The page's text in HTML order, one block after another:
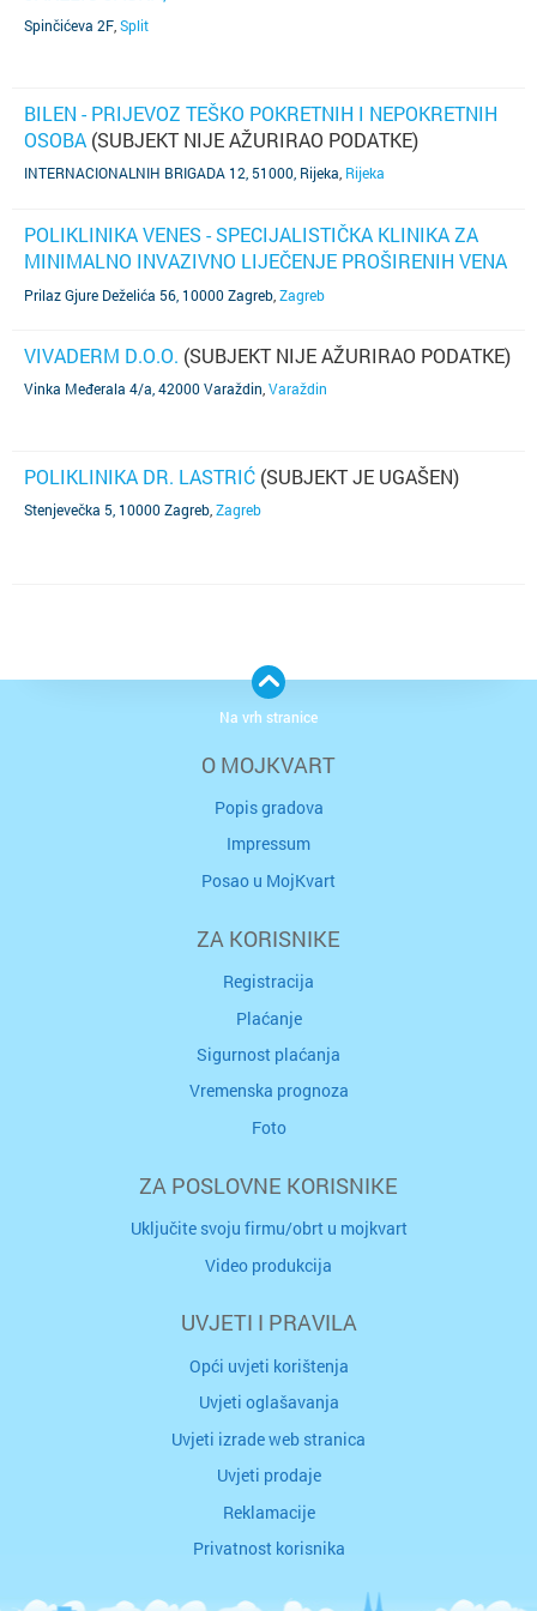
Spinčićeva 2F Split
BILEN - PRIJEVOZ TEŠKO POKRETNIH I NEPOKRETNIH
OSOBA (SUBJEKT NIJE AŽURIRAO PODATKE)
INTERNACIONALNIH BRIGADA 12, 51000, Rijeka Rijeka
POLIKLINIKA VENES - SPECIJALISTIČKA KLINIKA ZA
MINIMALNO INVAZIVNO LIJEČENJE PROŠIRENIH VENA
(SUBJEKT NIJE AŽURIRAO PODATKE)
Prilaz Gjure Deželića 56, 10000 Zagreb Zagreb
VIVADERM D.O.O. (SUBJEKT NIJE AŽURIRAO PODATKE)
Vinka Međerala 4/a, 42000 Varaždin Varaždin
POLIKLINIKA DR. LASTRIĆ (SUBJEKT JE UGAŠEN)
Stenjevečka 5, 10000 Zagreb Zagreb
O MOJKVART
Popis gradova
Impressum
Posao u MojKvart
ZA KORISNIKE
Registracija
Plaćanje
Sigurnost plaćanja
Vremenska prognoza
Foto
ZA POSLOVNE KORISNIKE
Uključite svoju firmu/obrt u mojkvart
Video produkcija
UVJETI I PRAVILA
Opći uvjeti korištenja
Uvjeti oglašavanja
Uvjeti izrade web stranica
Uvjeti prodaje
Reklamacije
Privatnost korisnika
Na vrh stranice